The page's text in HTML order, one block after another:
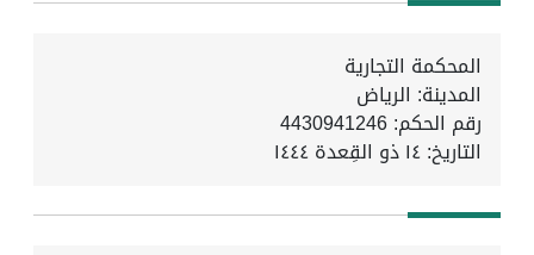
المحكمة التجارية
المدينة: الرياض
رقم الحكم: 4430941246
التاريخ: ١٤ ذو القِعدة ١٤٤٤